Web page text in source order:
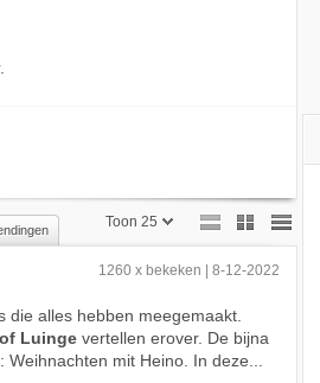
.
Toon 25
Toon 75
1260 x bekeken | 8-12-2022
die alles hebben meegemaakt.
Luinge vertellen erover. De bijna
mit Heino. In deze...